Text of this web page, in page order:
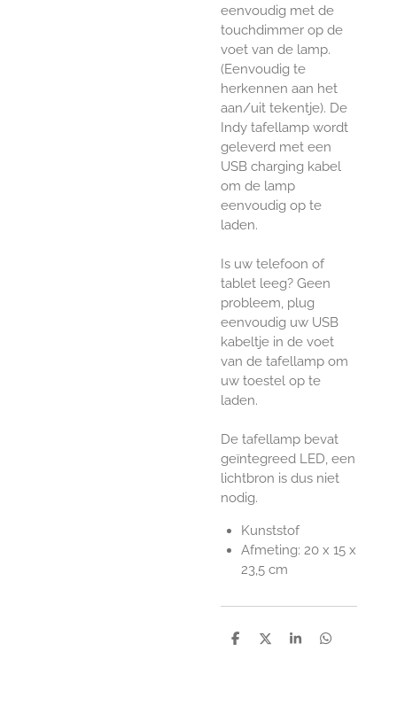
eenvoudig met de
touchdimmer op de
voet van de lamp.
(Eenvoudig te
herkennen aan het
aan/uit tekentje). De
Indy tafellamp wordt
geleverd met een
USB charging kabel
om de lamp
eenvoudig op te
laden.
Is uw telefoon of
tablet leeg? Geen
probleem, plug
eenvoudig uw USB
kabeltje in de voet
van de tafellamp om
uw toestel op te
laden.
De tafellamp bevat
geïntegreed LED, een
lichtbron is dus niet
nodig.
Kunststof
Afmeting: 20 x 15 x
23,5 cm
D
D
S
D